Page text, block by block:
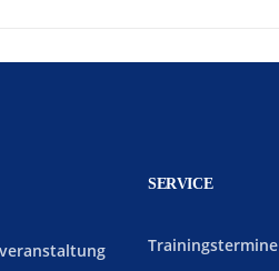
SERVICE
Trainingstermine